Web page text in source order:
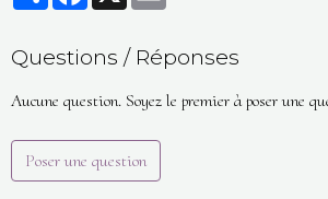
Questions / Réponses
Aucune question. Soyez le premier à poser une
Poser une question